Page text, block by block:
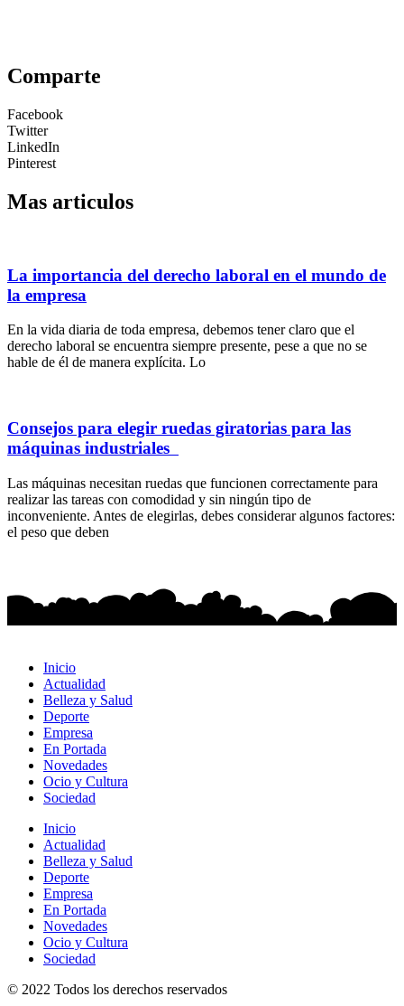
Comparte
Facebook
Twitter
LinkedIn
Pinterest
Mas articulos
La importancia del derecho laboral en el mundo de
la empresa
En la vida diaria de toda empresa, debemos tener claro que el
derecho laboral se encuentra siempre presente, pese a que no se
hable de él de manera explícita. Lo
Consejos para elegir ruedas giratorias para las
máquinas industriales
Las máquinas necesitan ruedas que funcionen correctamente para
realizar las tareas con comodidad y sin ningún tipo de
inconveniente. Antes de elegirlas, debes considerar algunos factores:
el peso que deben
Inicio
Actualidad
Belleza y Salud
Deporte
Empresa
En Portada
Novedades
Ocio y Cultura
Sociedad
Inicio
Actualidad
Belleza y Salud
Deporte
Empresa
En Portada
Novedades
Ocio y Cultura
Sociedad
© 2022 Todos los derechos reservados